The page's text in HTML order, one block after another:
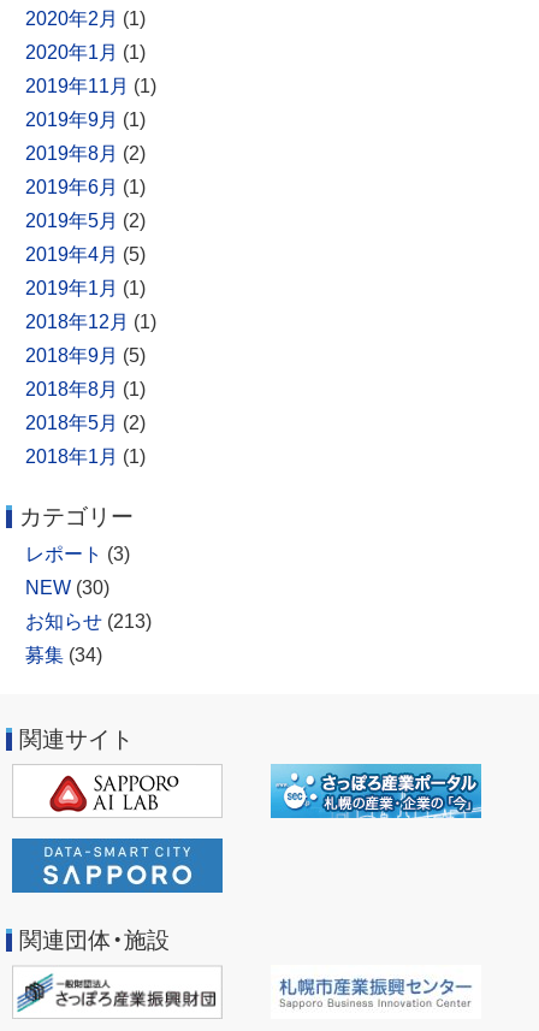
2020年2月 (1)
2020年1月 (1)
2019年11月 (1)
2019年9月 (1)
2019年8月 (2)
2019年6月 (1)
2019年5月 (2)
2019年4月 (5)
2019年1月 (1)
2018年12月 (1)
2018年9月 (5)
2018年8月 (1)
2018年5月 (2)
2018年1月 (1)
カテゴリー
レポート (3)
NEW (30)
お知らせ (213)
募集 (34)
関連サイト
関連団体・施設